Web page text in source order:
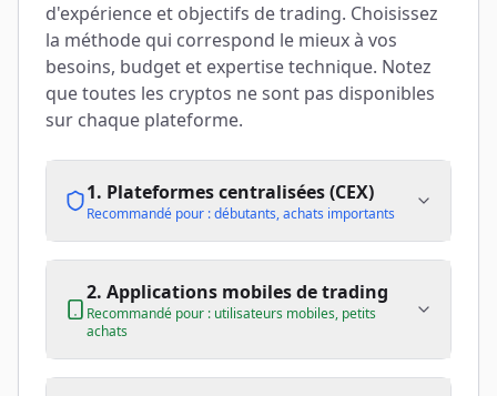
d'expérience et objectifs de trading. Choisissez
la méthode qui correspond le mieux à vos
besoins, budget et expertise technique. Notez
que toutes les cryptos ne sont pas disponibles
sur chaque plateforme.
1. Plateformes centralisées (CEX)
Recommandé pour : débutants, achats importants
2. Applications mobiles de trading
Recommandé pour : utilisateurs mobiles, petits
achats